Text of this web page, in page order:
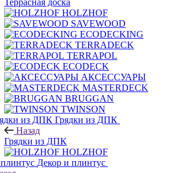
HOLZHOF
SAVEWOOD
ECODECKING
TERRADECK
TERRAPOL
ECODECK
АКСЕССУАРЫ
MASTERDECK
BRUGGAN
TWINSON
Грядки из ДПК
Назад
Грядки из ДПК
HOLZHOF
Декор и плинтус